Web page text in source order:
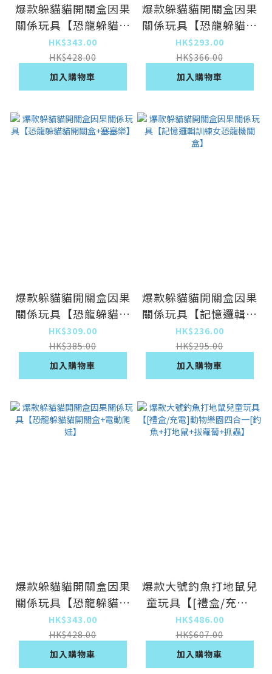
爆款躲貓貓開關盒因果
關係玩具【恐龍躲貓貓
開關盒+多面體】
HK$343.00
HK$428.00
加入購物車
爆款躲貓貓開關盒因果
關係玩具【恐龍躲貓貓
開關盒+掌上打地鼠】
HK$293.00
HK$366.00
加入購物車
爆款躲貓貓開關盒因果
關係玩具【恐龍躲貓貓
開關盒+塞塞樂】
HK$309.00
HK$385.00
加入購物車
爆款躲貓貓開關盒因果
關係玩具【記憶邏輯訓
練女恐龍機關盒】
HK$236.00
HK$295.00
加入購物車
爆款躲貓貓開關盒因果
關係玩具【恐龍躲貓貓
開關盒+電動爬娃】
HK$343.00
HK$428.00
加入購物車
爆款大號釣魚打地鼠兒
童玩具【[禮盒/充電]
動物樂園四合一[釣魚
+打地鼠+拔蘿蔔+抓
蟲】
HK$486.00
HK$607.00
加入購物車